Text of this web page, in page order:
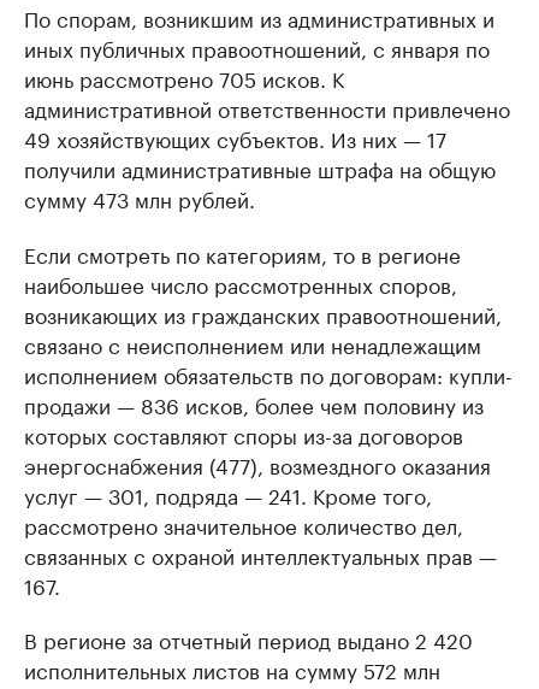
По спорам, возникшим из административных и
иных публичных правоотношений, с января по
июнь рассмотрено 705 исков. К
административной ответственности привлечено
49 хозяйствующих субъектов. Из них — 17
получили административные штрафа на общую
сумму 473 млн рублей.
Если смотреть по категориям, то в регионе
наибольшее число рассмотренных споров,
возникающих из гражданских правоотношений,
связано с неисполнением или ненадлежащим
исполнением обязательств по договорам: купли-
продажи — 836 исков, более чем половину из
которых составляют споры из-за договоров
энергоснабжения (477), возмездного оказания
услуг — 301, подряда — 241. Кроме того,
рассмотрено значительное количество дел,
связанных с охраной интеллектуальных прав —
167.
В регионе за отчетный период выдано 2 420
исполнительных листов на сумму 572 млн